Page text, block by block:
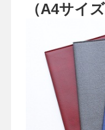
（A4サイズ